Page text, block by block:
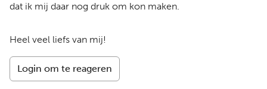
dat ik mij daar nog druk om kon maken.
Heel veel liefs van mij!
Login om te reageren